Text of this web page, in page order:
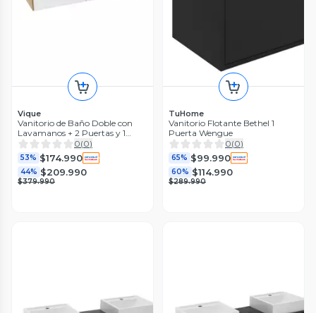
Vique
Vanitorio de Baño Doble con
Lavamanos + 2 Puertas y 1
Cajón
0(0)
53% $174.990
44% $209.990
$379.990
TuHome
Vanitorio Flotante Bethel 1
Puerta Wengue
0(0)
65% $99.990
60% $114.990
$289.990